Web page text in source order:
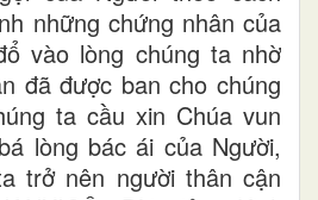
những chứng nhân của
vào lòng chúng ta nhờ
đã được ban cho chúng
ta cầu xin Chúa vun
lòng bác ái của Người,
trở nên người thân cận